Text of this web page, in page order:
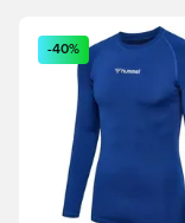
Öffnet ein
-40%